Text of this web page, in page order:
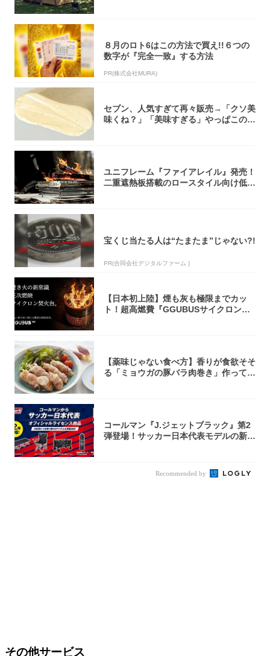
８月のロト6はこの方法で買え!!６つの
数字が『完全一致』する方法
PR(株式会社MURA)
セブン、人気すぎて再々販売→「クソ美
味くね？」「美味すぎる」やっぱこのク
ユニフレーム『ファイアレイル』発売！
二重遮熱板搭載のロースタイル向け低型
宝くじ当たる人は“たまたま”じゃない?!
PR(合同会社デジタルファーム )
【日本初上陸】煙も灰も極限までカッ
ト！超高燃費『GGUBUSサイクロン焚
【薬味じゃない食べ方】香りが食欲そそ
る「ミョウガの豚バラ肉巻き」作ってみ
コールマン『J.ジェットブラック』第2
弾登場！サッカー日本代表モデルの新作
Recommended by
その他サービス